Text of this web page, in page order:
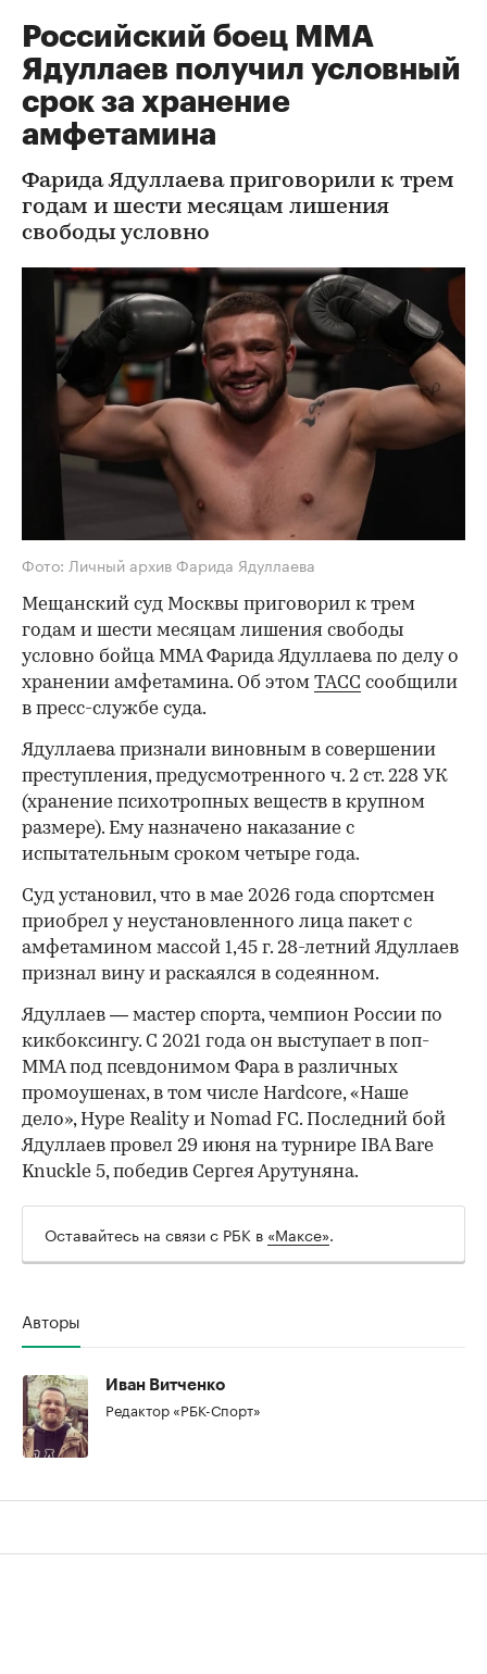
Российский боец ММА
Ядуллаев получил условный
срок за хранение
амфетамина
Фарида Ядуллаева приговорили к трем
годам и шести месяцам лишения
свободы условно
Фото: Личный архив Фарида Ядуллаева
Мещанский суд Москвы приговорил к трем
годам и шести месяцам лишения свободы
условно бойца ММА Фарида Ядуллаева по делу о
хранении амфетамина. Об этом ТАСС сообщили
в пресс-службе суда.
Ядуллаева признали виновным в совершении
преступления, предусмотренного ч. 2 ст. 228 УК
(хранение психотропных веществ в крупном
размере). Ему назначено наказание с
испытательным сроком четыре года.
Суд установил, что в мае 2026 года спортсмен
приобрел у неустановленного лица пакет с
амфетамином массой 1,45 г. 28-летний Ядуллаев
признал вину и раскаялся в содеянном.
Ядуллаев — мастер спорта, чемпион России по
кикбоксингу. С 2021 года он выступает в поп-
ММА под псевдонимом Фара в различных
промоушенах, в том числе Hardcore, «Наше
дело», Hype Reality и Nomad FC. Последний бой
Ядуллаев провел 29 июня на турнире IBA Bare
Knuckle 5, победив Сергея Арутуняна.
Оставайтесь на связи с РБК в «Максе».
Авторы
Иван Витченко
Редактор «РБК-Спорт»